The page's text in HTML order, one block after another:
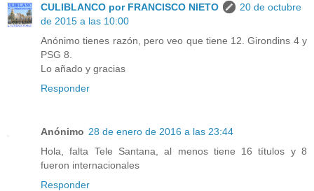
CULIBLANCO por FRANCISCO NIETO
20 de octubre
de 2015 a las 10:00
Anónimo tienes razón, pero veo que tiene 12. Girondins 4 y
PSG 8.
Lo añado y gracias
Responder
Anónimo 28 de enero de 2016 a las 23:44
Hola, falta Tele Santana, al menos tiene 16 títulos y 8
fueron internacionales
Responder